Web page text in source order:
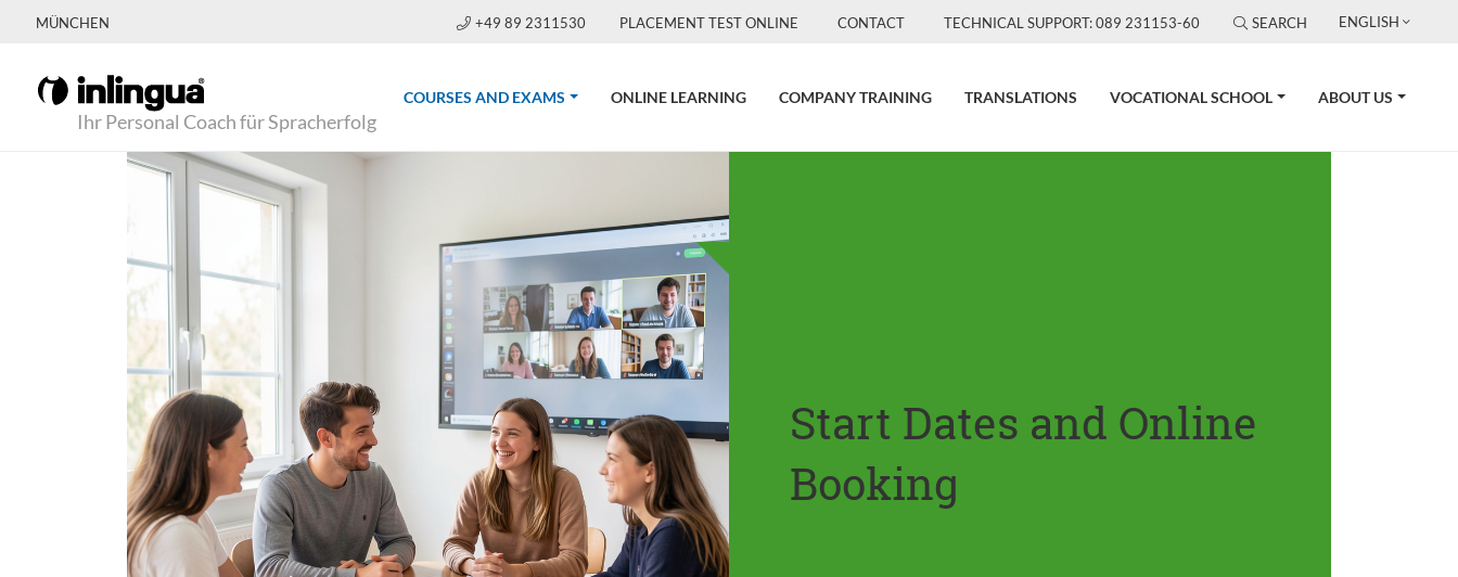
MÜNCHEN +49 89 2311530 PLACEMENT TEST ONLINE CONTACT TECHNICAL SUPPORT: 089 231153-60 SEARCH ENGLISH
Ihr Personal Coach für Spracherfolg
COURSES AND EXAMS (CURRENT)ONLINE LEARNING COMPANY TRAINING TRANSLATIONS VOCATIONAL SCHOOL ABOUT US
Start Dates and Online
Booking